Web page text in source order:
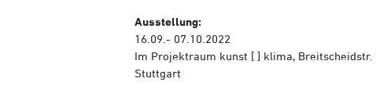
Ausstellung:
16.09.- 07.10.2022
Im Projektraum kunst [ ] klima, Breitscheidstr.
Stuttgart